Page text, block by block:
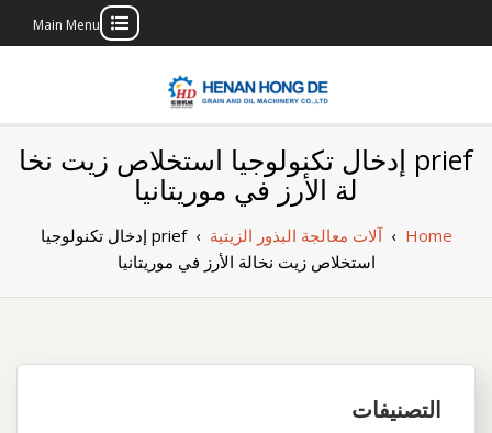
Main Menu
بناء مصنع إنتاج
الزيوت النباتية
الخاص بك
prief إدخال تكنولوجيا استخلاص زيت نخا
لة الأرز في موريتانيا
Home
›آلات معالجة البذور الزيتية ›
prief إدخال تكنولوجيا
استخلاص زيت نخالة الأرز في موريتانيا
التصنيفات